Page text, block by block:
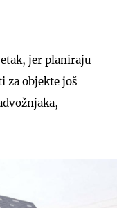
jer planiraju
za objekte još